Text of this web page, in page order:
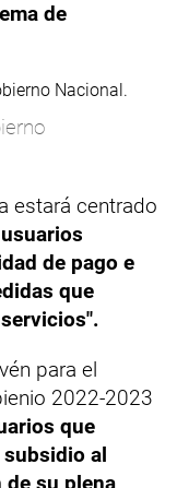
de
estará centrado
de pago e
que
para el
2022-2023
que
al